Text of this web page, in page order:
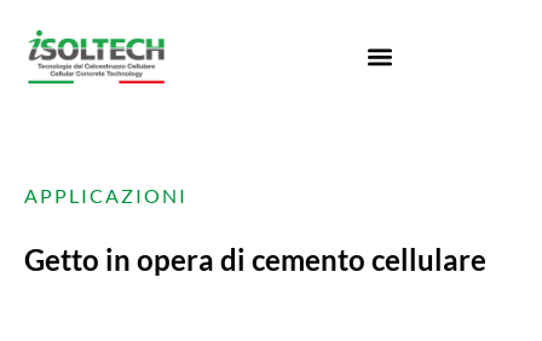
APPLICAZIONI
Getto in opera di cemento cellulare